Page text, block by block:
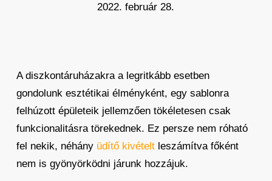
2022. február 28.
A diszkontáruházakra a legritkább esetben
gondolunk esztétikai élményként, egy sablonra
felhúzott épületeik jellemzően tökéletesen csak
funkcionalitásra törekednek. Ez persze nem róható
fel nekik, néhány üdítő kivételtleszámítva főként
nem is gyönyörködni járunk hozzájuk.